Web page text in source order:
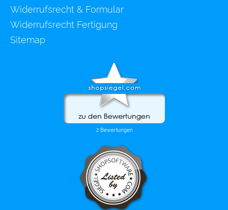
Widerrufsrecht & Formular
Widerrufsrecht Fertigung
Sitemap